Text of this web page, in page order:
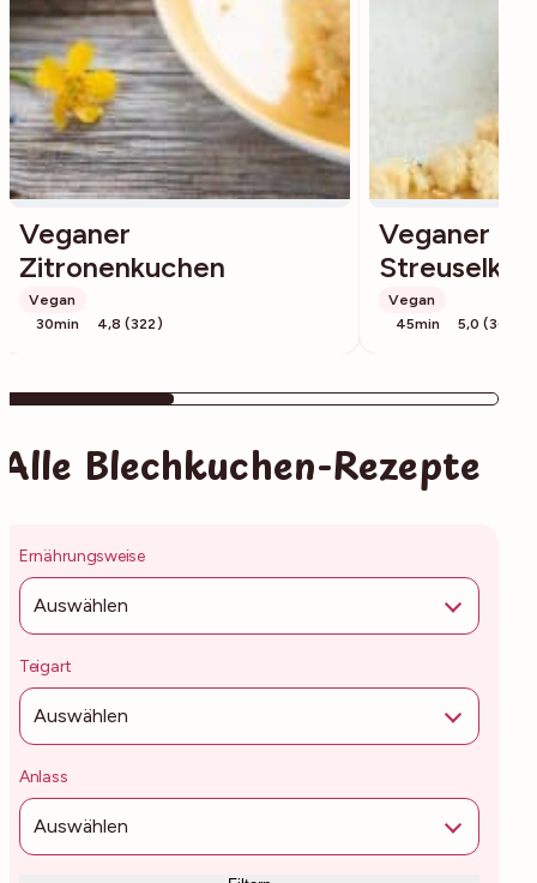
Veganer
Zitronenkuchen
Vegan
30min
4,8 (322)
Veganer
Vegan
45min
5,0 (36)
Alle Blechkuchen-Rezepte
Ernährungsweise
Auswählen
Teigart
Auswählen
Anlass
Auswählen